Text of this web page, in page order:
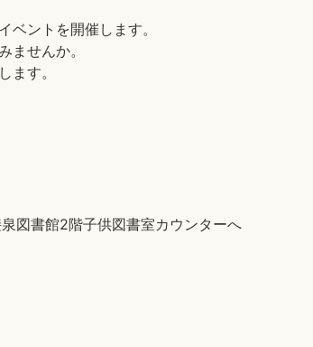
ベントを開催します。
ませんか。
ます。
図書館2階子供図書室カウンターへ